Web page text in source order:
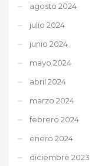
agosto 2024
julio 2024
junio 2024
mayo 2024
abril 2024
marzo 2024
febrero 2024
enero 2024
diciembre 2023